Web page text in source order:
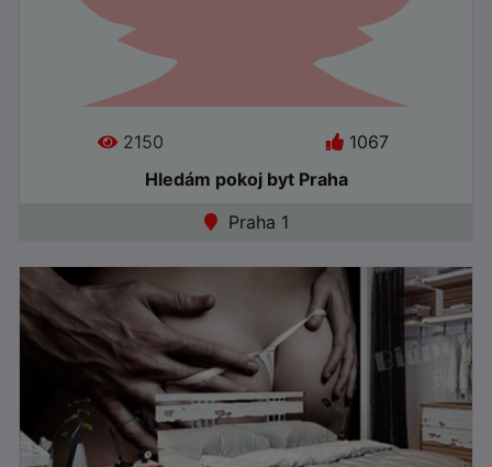
2150
1067
Hledám pokoj byt Praha
Praha 1
Offline